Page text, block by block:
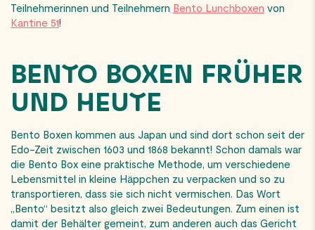
Teilnehmerinnen und Teilnehmern Bento Lunchboxen von
Kantine 51!
BENTO BOXEN FRÜHER
UND HEUTE
Bento Boxen kommen aus Japan und sind dort schon seit der
Edo-Zeit zwischen 1603 und 1868 bekannt! Schon damals war
die Bento Box eine praktische Methode, um verschiedene
Lebensmittel in kleine Häppchen zu verpacken und so zu
transportieren, dass sie sich nicht vermischen. Das Wort
„Bento“ besitzt also gleich zwei Bedeutungen. Zum einen ist
damit der Behälter gemeint, zum anderen auch das Gericht